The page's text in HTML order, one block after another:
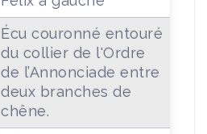
Écu couronné entouré
du collier de l'Ordre
de l’Annonciade entre
deux branches de
chêne.